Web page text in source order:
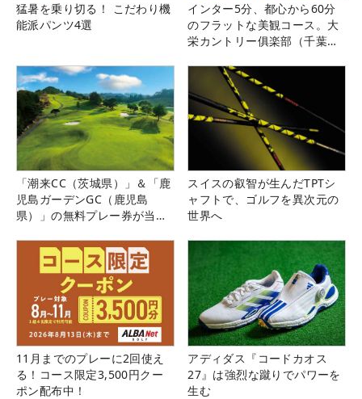
猛暑を乗り切る！ こだわり機
能派パンツ4選
インター5分、都心から60分
のフラットな美観コース。大
栄カントリー俱楽部（千葉
「潮来CC（茨城県）」＆「鹿
児島ガーデンGC（鹿児島
県）」の無料プレー券が当た
スイスの叡智が生んだTPTシ
ャフトで、ゴルフを異次元の
世界へ
11月までのプレーに2回使え
る！コース限定3,500円クー
ポン配布中！
アディダス『コードカオス
27』は強烈な蹴りでパワーを
生む